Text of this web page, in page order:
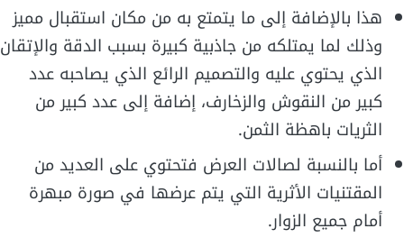
هذا بالإضافة إلى ما يتمتع به من مكان استقبال مميز
وذلك لما يمتلكه من جاذبية كبيرة بسبب الدقة والإتقان
الذي يحتوي عليه والتصميم الرائع الذي يصاحبه عدد
كبير من النقوش والزخارف، إضافة إلى عدد كبير من
الثريات باهظة الثمن.
أما بالنسبة لصالات العرض فتحتوي على العديد من
المقتنيات الأثرية التي يتم عرضها في صورة مبهرة
أمام جميع الزوار.